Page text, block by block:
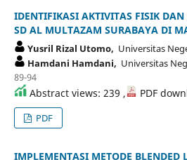
IDENTIFIKASI AKTIVITAS FISIK
SD AL MULTAZAM SURABAYA DI
Yusril Rizal Utomo, Universitas
Hamdani Hamdani, Universitas
89-94
Abstract views: 239 , PDF
PDF
IMPLEMENTASI METODE BLENDED